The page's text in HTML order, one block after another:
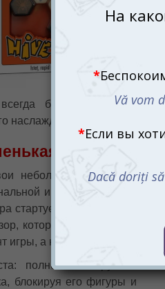
будет под рукой,
наслаждения.
игра с
небольшие размеры,
игры. Начало
стартует с выставления
который и становится
игры, а ключ к победе.
полностью окружить
блокируя его фигуры и